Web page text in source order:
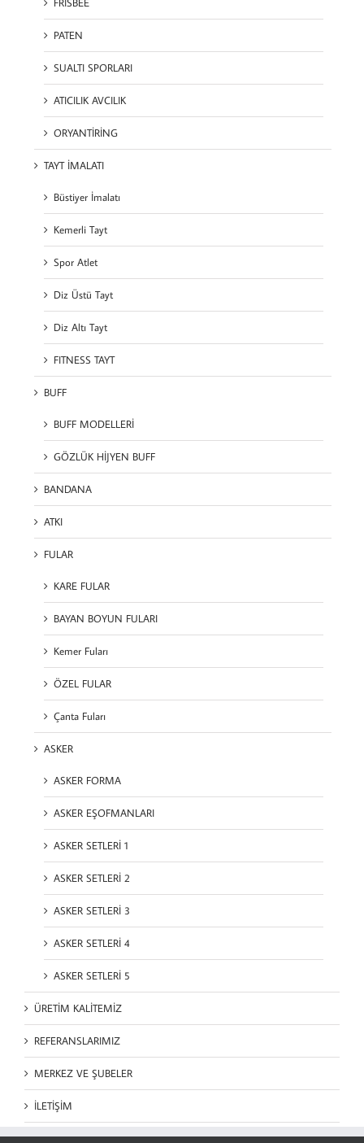
PATEN
SUALTI SPORLARI
ATICILIK AVCILIK
ORYANTİRİNG
TAYT İMALATI
Büstiyer İmalatı
Kemerli Tayt
Spor Atlet
Diz Üstü Tayt
Diz Altı Tayt
FITNESS TAYT
BUFF
BUFF MODELLERİ
GÖZLÜK HİJYEN BUFF
BANDANA
ATKI
FULAR
KARE FULAR
BAYAN BOYUN FULARI
Kemer Fuları
ÖZEL FULAR
Çanta Fuları
ASKER
ASKER FORMA
ASKER EŞOFMANLARI
ASKER SETLERİ 1
ASKER SETLERİ 2
ASKER SETLERİ 3
ASKER SETLERİ 4
ASKER SETLERİ 5
ÜRETİM KALİTEMİZ
REFERANSLARIMIZ
MERKEZ VE ŞUBELER
İLETİŞİM